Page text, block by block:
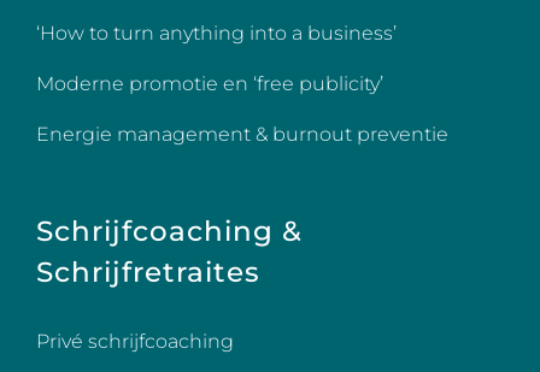
‘How to turn anything into a business’
Moderne promotie en ‘free publicity’
Energie management & burnout preventie
Schrijfcoaching &
Schrijfretraites
Privé schrijfcoaching